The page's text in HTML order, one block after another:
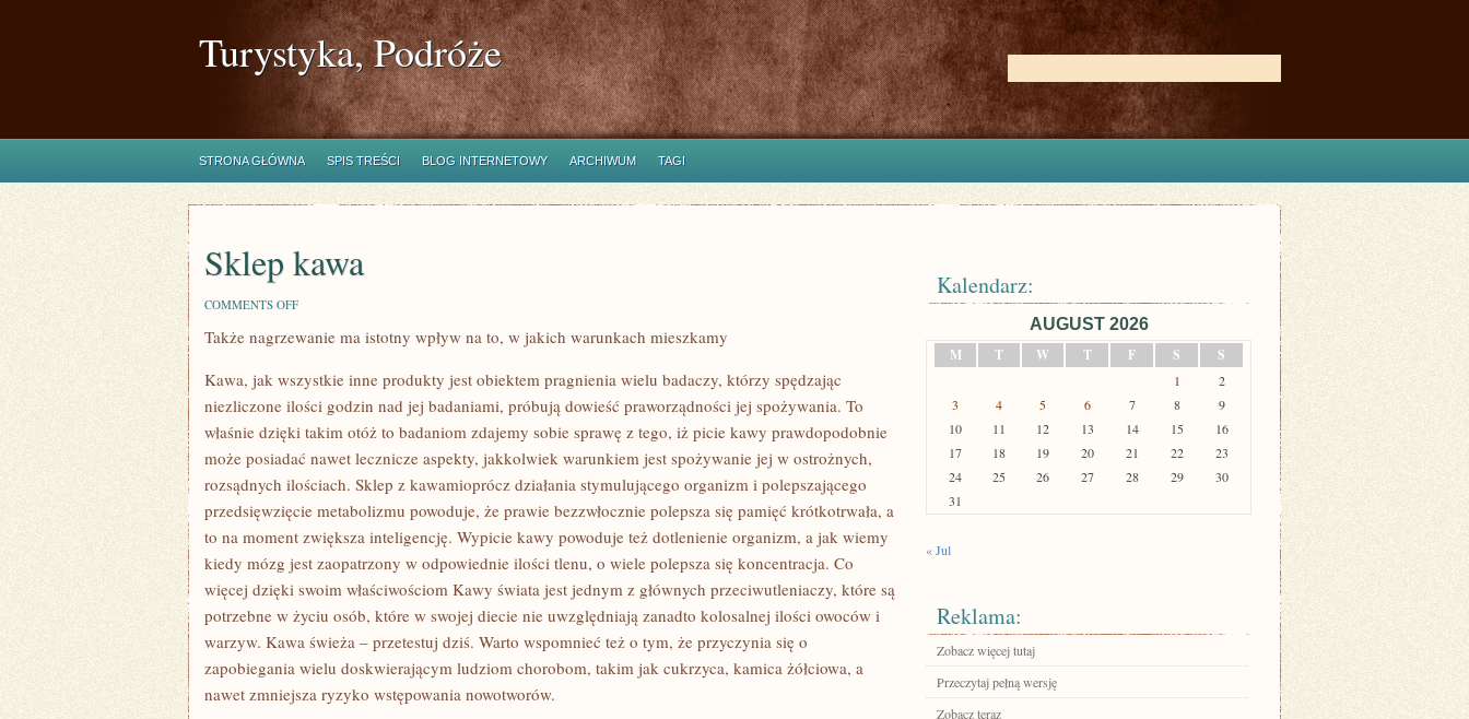
Turystyka, Podróże
STRONA GŁÓWNA SPIS TREŚCI BLOG INTERNETOWY ARCHIWUM TAGI
Sklep kawa
COMMENTS OFFON
KAWA
Także nagrzewanie ma istotny wpływ na to, w jakich warunkach mieszkamy
Kawa, jak wszystkie inne produkty jest obiektem pragnienia wielu badaczy, którzy spędzając
niezliczone ilości godzin nad jej badaniami, próbują dowieść praworządności jej spożywania. To
właśnie dzięki takim otóż to badaniom zdajemy sobie sprawę z tego, iż picie kawy prawdopodobnie
może posiadać nawet lecznicze aspekty, jakkolwiek warunkiem jest spożywanie jej w ostrożnych,
rozsądnych ilościach. Sklep z kawamioprócz działania stymulującego organizm i polepszającego
przedsięwzięcie metabolizmu powoduje, że prawie bezzwłocznie polepsza się pamięć krótkotrwała, a
to na moment zwiększa inteligencję. Wypicie kawy powoduje też dotlenienie organizm, a jak wiemy
kiedy mózg jest zaopatrzony w odpowiednie ilości tlenu, o wiele polepsza się koncentracja. Co
więcej dzięki swoim właściwościom Kawy świata jest jednym z głównych przeciwutleniaczy, które są
potrzebne w życiu osób, które w swojej diecie nie uwzględniają zanadto kolosalnej ilości owoców i
warzyw. Kawa świeża – przetestuj dziś. Warto wspomnieć też o tym, że przyczynia się o
zapobiegania wielu doskwierającym ludziom chorobom, takim jak cukrzyca, kamica żółciowa, a
nawet zmniejsza ryzyko wstępowania nowotworów.
Kalendarz:
AUGUST 2026
M
T W T F S S
1
2
3
4 5 6 7 8
9
10
11 12 13 14 15
16
17
18 19 20 21 22
23
24
25 26 27 28 29
30
31
« Jul
Reklama:
Zobacz więcej tutaj
Przeczytaj pełną wersję
Zobacz teraz